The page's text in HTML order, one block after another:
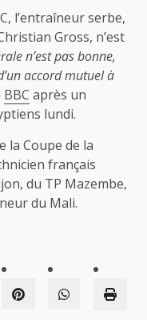
l’entraîneur serbe,
Gross, n’est
n’est pas bonne,
accord mutuel à
BBC après un
lundi.
la Coupe de la
français
du TP Mazembe,
du Mali.